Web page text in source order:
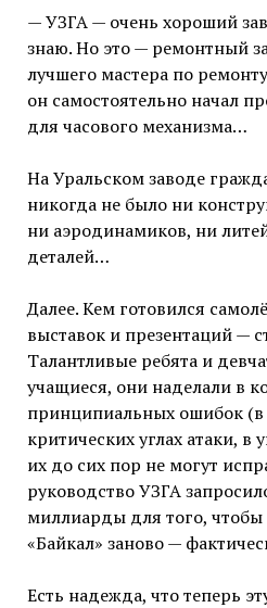
— УЗГА — очень хороший
знаю. Но это — ремонтный
лучшего мастера по
он самостоятельно начал
для часового механизма…
На Уральском заводе
никогда не было ни
ни аэродинамиков, ни
деталей…
Далее. Кем готовился
выставок и презентаций —
Талантливые ребята и
учащиеся, они наделали в
принципиальных ошибок
критических углах атаки, в
их до сих пор не могут
руководство УЗГА
миллиарды для того, чтобы
«Байкал» заново —
Есть надежда, что теперь